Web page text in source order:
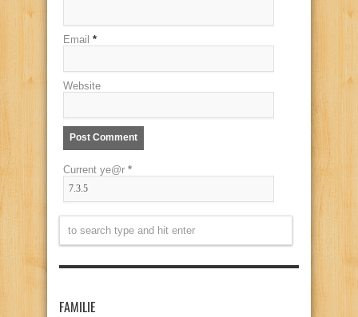
Email *
Website
Current ye@r *
FAMILIE